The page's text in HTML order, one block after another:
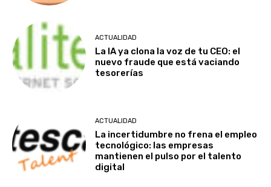
ACTUALIDAD
La IA ya clona la voz de tu CEO: el
nuevo fraude que está vaciando
tesorerías
ACTUALIDAD
La incertidumbre no frena el empleo
tecnológico: las empresas
mantienen el pulso por el talento
digital